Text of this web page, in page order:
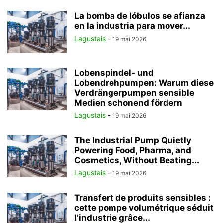
La bomba de lóbulos se afianza
en la industria para mover...
Lagustais - 19 mai 2026
Lobenspindel- und
Lobendrehpumpen: Warum diese
Verdrängerpumpen sensible
Medien schonend fördern
Lagustais - 19 mai 2026
The Industrial Pump Quietly
Powering Food, Pharma, and
Cosmetics, Without Beating...
Lagustais - 19 mai 2026
Transfert de produits sensibles :
cette pompe volumétrique séduit
l’industrie grâce...